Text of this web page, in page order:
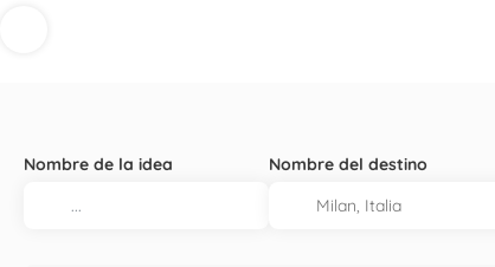
Nombre de la idea Nombre del destino